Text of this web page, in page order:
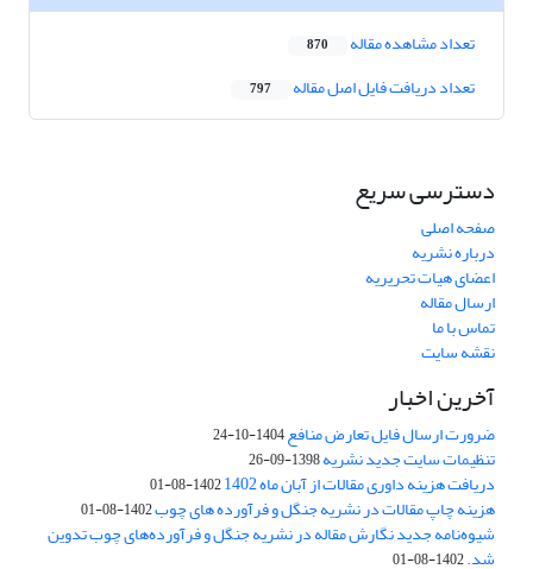
تعداد مشاهده مقاله 870
تعداد دریافت فایل اصل مقاله 797
دسترسی سریع
صفحه اصلی
درباره نشریه
اعضای هیات تحریریه
ارسال مقاله
تماس با ما
نقشه سایت
آخرین اخبار
ضرورت ارسال فایل تعارض منافع1404-10-24
تنظیمات سایت جدید نشریه1398-09-26
دریافت هزینه داوری مقالات از آبان ماه 1402 1402-08-01
هزینه چاپ مقالات در نشریه جنگل و فرآورده های چوب1402-08-01
شیوه‌نامه جدید نگارش مقاله در نشریه جنگل و فرآورده‌های چوب تدوین
شد.1402-08-01